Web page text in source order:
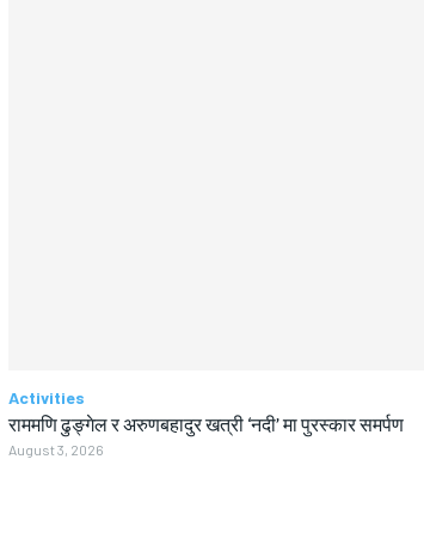
Activities
राममणि ढुङ्गेल र अरुणबहादुर खत्री ‘नदी’ मा पुरस्कार समर्पण
August 3, 2026